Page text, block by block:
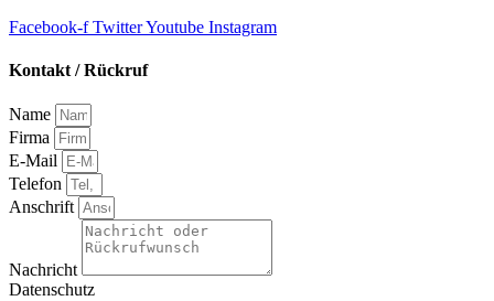
Facebook-f TwitterYoutube Instagram
Kontakt / Rückruf
Name
Firma
E-Mail
Telefon
Anschrift
Nachricht
Datenschutz